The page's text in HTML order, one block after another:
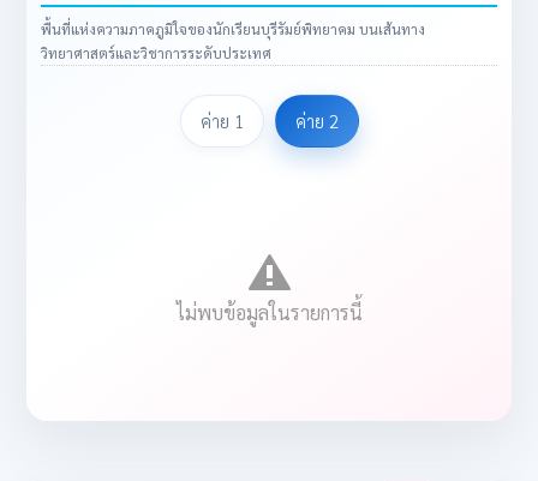
พื้นที่แห่งความภาคภูมิใจของนักเรียนบุรีรัมย์พิทยาคม บนเส้นทาง
วิทยาศาสตร์และวิชาการระดับประเทศ
ค่าย 1 ค่าย 2
ไม่พบข้อมูลในรายการนี้